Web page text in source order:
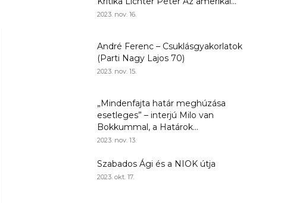
2023. nov. 16.
André Ferenc – Csuklásgyakorlatok
(Parti Nagy Lajos 70)
2023. nov. 15.
„Mindenfajta határ meghúzása
esetleges” – interjú Milo van
Bokkummal, a Határok...
2023. nov. 13.
Szabados Ági és a NIOK útja
2023. okt. 17.